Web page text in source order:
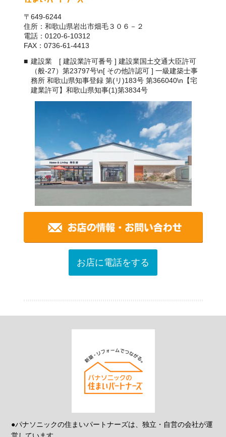
〒649-6244
住所：和歌山県岩出市畑毛３０６－２
電話：0120-6-10312
FAX：0736-61-4413
建設業 [ 建設業許可番号 ] 建設業国土交通大臣許可
（般-27）第23797号\n[ その他許認可 ] 一級建築士事
務所 和歌山県知事登録 第(リ)183号 第366040\n【宅
建業許可】和歌山県知事(1)第3834号
お店に電話をする
●パナソニックの住まいパートナーズは、独立・自営の会社が運
営しています。